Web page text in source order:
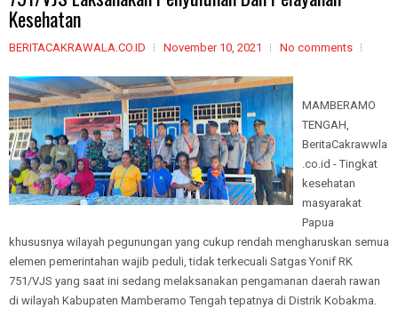
Kesehatan
BERITACAKRAWALA.CO.ID November 10, 2021 No comments
MAMBERAMO
TENGAH,
BeritaCakrawwla
.co.id - Tingkat
kesehatan
masyarakat
Papua
khususnya wilayah pegunungan yang cukup rendah mengharuskan semua
elemen pemerintahan wajib peduli, tidak terkecuali Satgas Yonif RK
751/VJS yang saat ini sedang melaksanakan pengamanan daerah rawan
di wilayah Kabupaten Mamberamo Tengah tepatnya di Distrik Kobakma.